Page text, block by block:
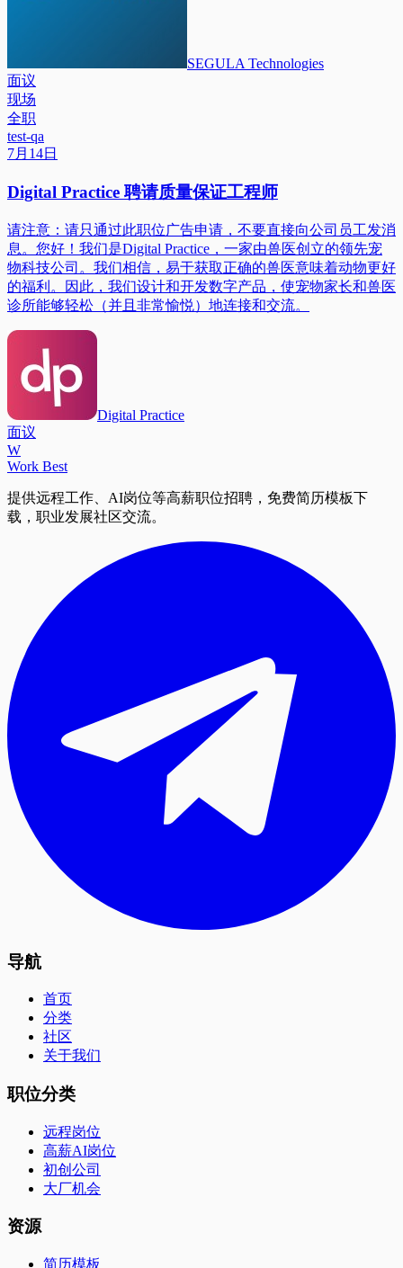
SEGULA Technologies
面议
现场
全职
test-qa
7月14日
Digital Practice 聘请质量保证工程师
请注意：请只通过此职位广告申请，不要直接向公司员工发消
息。您好！我们是Digital Practice，一家由兽医创立的领先宠
物科技公司。我们相信，易于获取正确的兽医意味着动物更好
的福利。因此，我们设计和开发数字产品，使宠物家长和兽医
诊所能够轻松（并且非常愉悦）地连接和交流。
Digital Practice
面议
W
Work Best
提供远程工作、AI岗位等高薪职位招聘，免费简历模板下
载，职业发展社区交流。
导航
首页
分类
社区
关于我们
职位分类
远程岗位
高薪AI岗位
初创公司
大厂机会
资源
简历模板